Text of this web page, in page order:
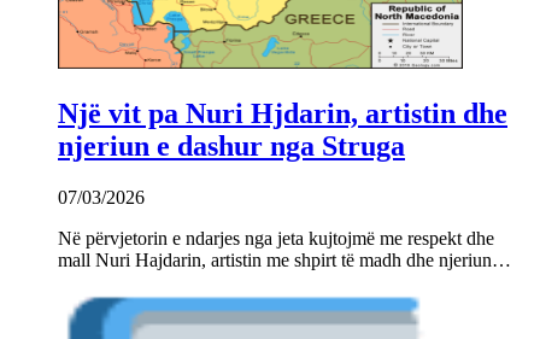
Një vit pa Nuri Hjdarin, artistin dhe
njeriun e dashur nga Struga
07/03/2026
Në përvjetorin e ndarjes nga jeta kujtojmë me respekt dhe
mall Nuri Hajdarin, artistin me shpirt të madh dhe njeriun…